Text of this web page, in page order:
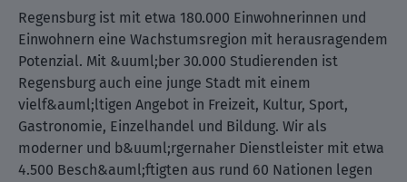
Regensburg ist mit etwa 180.000 Einwohnerinnen und
Einwohnern eine Wachstumsregion mit herausragendem
Potenzial. Mit &uuml;ber 30.000 Studierenden ist
Regensburg auch eine junge Stadt mit einem
vielf&auml;ltigen Angebot in Freizeit, Kultur, Sport,
Gastronomie, Einzelhandel und Bildung. Wir als
moderner und b&uuml;rgernaher Dienstleister mit etwa
4.500 Besch&auml;ftigten aus rund 60 Nationen legen